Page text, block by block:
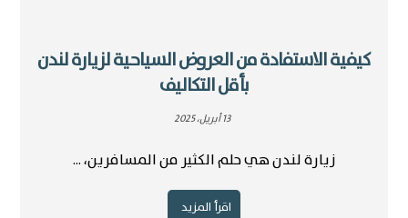
كيفية الاستفادة من العروض السياحية لزيارة لندن
بأقل التكاليف
13 أبريل، 2025
زيارة لندن هي حلم الكثير من المسافرين، ...
اقرأ المزيد